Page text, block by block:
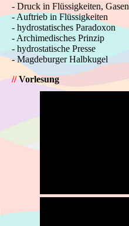
- Druck in Flüssigkeiten, Gasen
- Auftrieb in Flüssigkeiten
- hydrostatisches Paradoxon
- Archimedisches Prinzip
- hydrostatische Presse
- Magdeburger Halbkugel
//Vorlesung